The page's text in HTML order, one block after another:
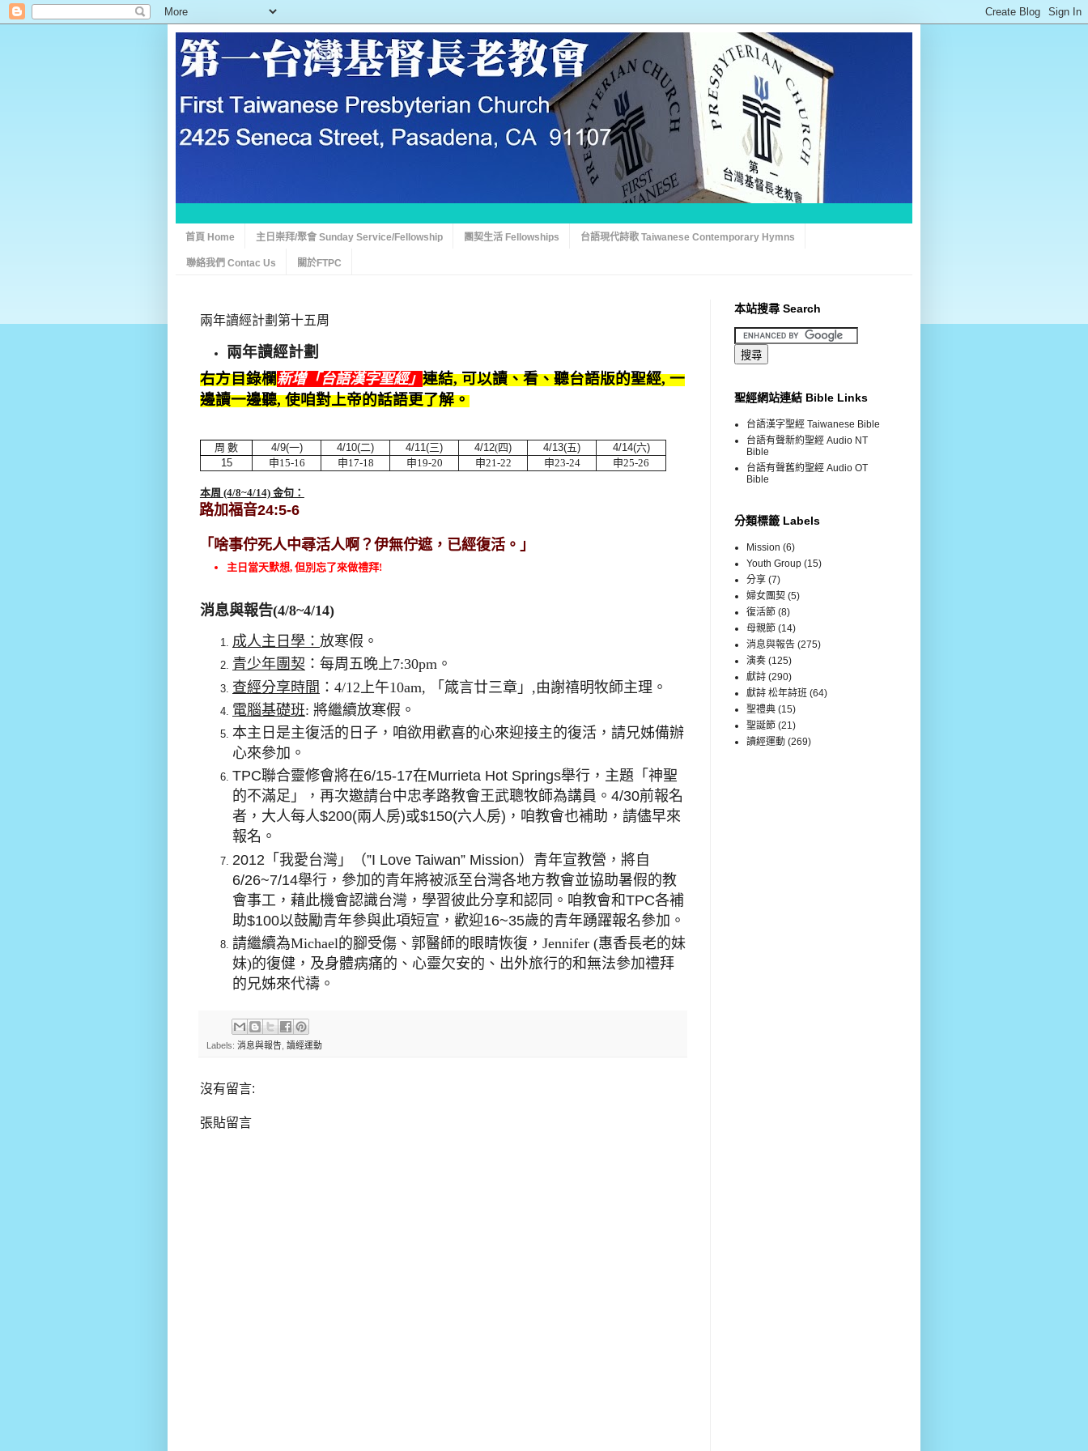
首頁 Home 主日崇拜/聚會 Sunday Service/Fellowship 團契生活 Fellowships 台語現代詩歌 Taiwanese Contemporary Hymns
聯絡我們 Contac Us 關於FTPC
兩年讀經計劃第十五周
兩年讀經計劃
右方目錄欄新增「台語漢字聖經」 連結, 可以讀、看、聽台語版的聖經, 一
邊讀一邊聽, 使咱對上帝的話語更了解。
周 數 4/9(一) 4/10(二) 4/11(三) 4/12(四) 4/13(五) 4/14(六)
15
申15-16 申17-18 申19-20 申21 -22 申23-24 申25-26
本周 (4/8~4/14) 金句：
路加福音24:5-6
「 啥事佇死人中尋活人啊？伊無佇遮，已經復活。」
主日當天默想, 但別忘了來做禮拜!
消息與報告(4/8~4/14)
成人主日學： 放寒假 。
青少年團契 ：每周五晚上7:30pm 。
查經分享時間 ：4/12上午10am, 「箴言廿三章」,由謝禧明牧師主理 。
電腦基礎班: 將繼續放寒假 。
本主日是主復活的日子，咱欲用歡喜的心來迎接主的復活，請兄姊備辦
心來參加。
TPC聯合靈修會將在6/15-17在Murrieta Hot Springs舉行，主題「神聖
的不滿足」，再次邀請台中忠孝路教會王武聰牧師為講員。 4/30前報名
者，大人每人$200(兩人房)或$150(六人房) ，咱教會也補助，請儘早來
報名。
2012 「我愛台灣」（”I Love Taiwan” Mission）青年宣教營，將自
6/26~7/14舉行，參加的青年將被派至台灣各地方教會並協助暑假的教
會事工，藉此機會認識台灣，學習彼此分享和認同。咱教會和TPC各補
助$100以鼓勵青年參與此項短宣，歡迎16~35歲的青年踴躍報名參加。
請繼續為Michael的腳受傷、郭醫師的眼睛恢復， Jennifer (惠香長老的妹
妹)的復健，及身體病痛的、心靈欠安的、出外旅行的和無法參加禮拜
的兄姊來代禱。
Labels: 消息與報告 讀經運動
沒有留言:
張貼留言
本站搜尋 Search
聖經網站連結 Bible Links
台語漢字聖經 Taiwanese Bible
台語有聲新約聖經 Audio NT
Bible
台語有聲舊約聖經 Audio OT
Bible
分類標籤 Labels
Mission (6)
Youth Group (15)
分享 (7)
婦女團契 (5)
復活節 (8)
母親節 (14)
消息與報告 (275)
演奏 (125)
獻詩 (290)
獻詩 松年詩班 (64)
聖禮典 (15)
聖誕節 (21)
讀經運動 (269)